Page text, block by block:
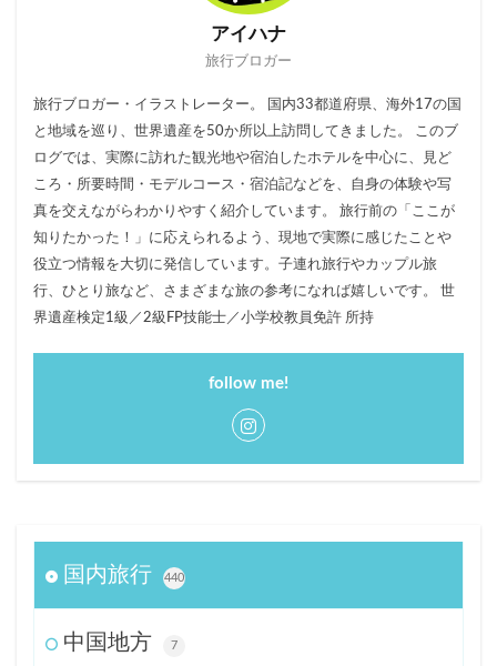
アイハナ
旅行ブロガー
旅行ブロガー・イラストレーター。 国内33都道府県、海外17の国
と地域を巡り、世界遺産を50か所以上訪問してきました。 このブ
ログでは、実際に訪れた観光地や宿泊したホテルを中心に、見ど
ころ・所要時間・モデルコース・宿泊記などを、自身の体験や写
真を交えながらわかりやすく紹介しています。 旅行前の「ここが
知りたかった！」に応えられるよう、現地で実際に感じたことや
役立つ情報を大切に発信しています。子連れ旅行やカップル旅
行、ひとり旅など、さまざまな旅の参考になれば嬉しいです。 世
界遺産検定1級／2級FP技能士／小学校教員免許 所持
follow me!
国内旅行 440
中国地方 7